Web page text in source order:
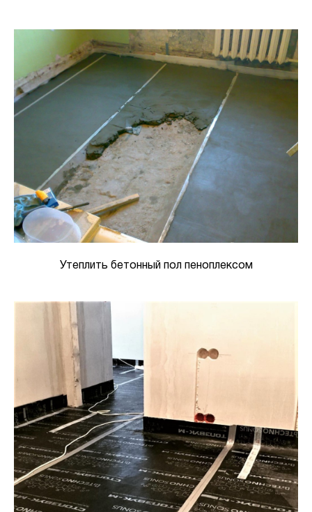
Утеплить бетонный пол пеноплексом